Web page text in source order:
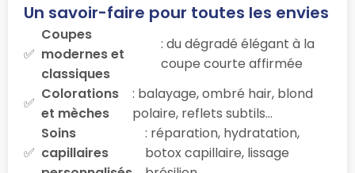
Un savoir-faire pour toutes les envies
Coupes
modernes et
classiques
: du dégradé élégant à la
coupe courte affirmée
Colorations
et mèches
: balayage, ombré hair, blond
polaire, reflets subtils…
Soins
capillaires
: réparation, hydratation,
botox capillaire, lissage